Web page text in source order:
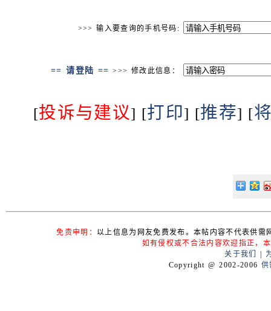
>>> 输入要查询的手机号码:
== 请登陆 == >>> 修改此信息：
[投诉与建议] [打印] [推荐] [
免责申明： 以上信息为网友免费发布。本帖内容不代表供
如有侵权或不合法内容欢迎指正，
关于我们
Copyright @ 2002-2006